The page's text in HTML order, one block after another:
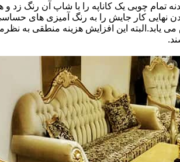
تمام چوبی یک کاناپه را با شاپ آن رنگ زد و
نهایی کار جایش را به رنگ آمیزی های
این افزایش هزینه منطقی به